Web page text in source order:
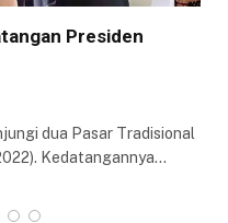
Presiden
dua Pasar Tradisional
Kedatangannya…